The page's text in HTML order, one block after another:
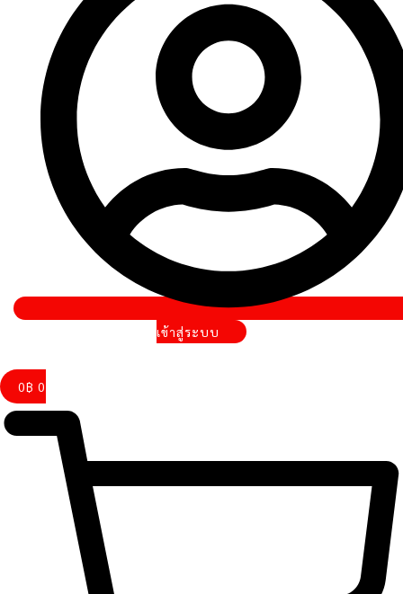
เข้าสู่ระบบ
0฿ 0